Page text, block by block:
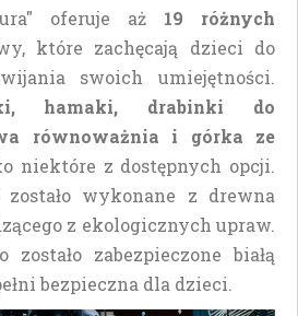
oferuje aż 19 różnych
które zachęcają dzieci do
swoich umiejętności.
hamaki, drabinki do
równoważnia i górka ze
niektóre z dostępnych opcji.
wykonane z drewna
z ekologicznych upraw.
zostało zabezpieczone białą
bezpieczna dla dzieci.